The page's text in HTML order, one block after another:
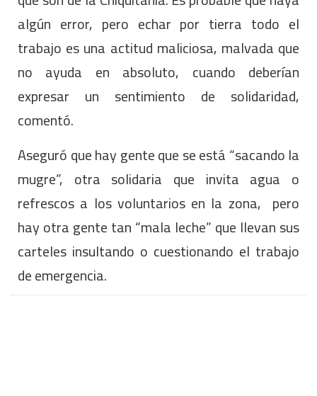
algún error, pero echar por tierra todo el
trabajo es una actitud maliciosa, malvada que
no ayuda en absoluto, cuando deberían
expresar un sentimiento de solidaridad,
comentó.
Aseguró que hay gente que se está “sacando la
mugre”, otra solidaria que invita agua o
refrescos a los voluntarios en la zona, pero
hay otra gente tan “mala leche” que llevan sus
carteles insultando o cuestionando el trabajo
de emergencia.